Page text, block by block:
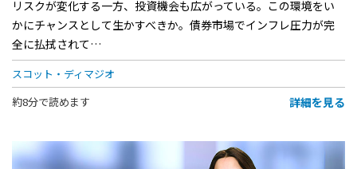
リスクが変化する一方、投資機会も広がっている。この環境をい
かにチャンスとして生かすべきか。債券市場でインフレ圧力が完
全に払拭されて…
スコット・ディマジオ
約8分で読めます
詳細を見る